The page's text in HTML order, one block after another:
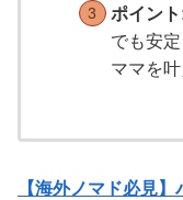
ポイン
でも安
ママを叶
【海外ノマド必見